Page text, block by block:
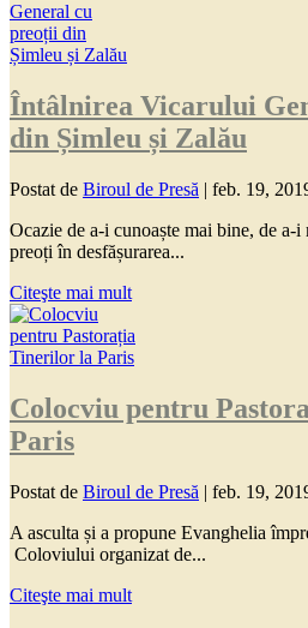
Întâlnirea Vicarului
din Șimleu și Zalău
Postat de Biroul de Presă | feb. 19,
Ocazie de a-i cunoaște mai bine, de a-
preoți în desfășurarea...
Citeşte mai mult
Colocviu pentru
Paris
Postat de Biroul de Presă | feb. 19,
A asculta și a propune Evanghelia
Coloviului organizat de...
Citeşte mai mult